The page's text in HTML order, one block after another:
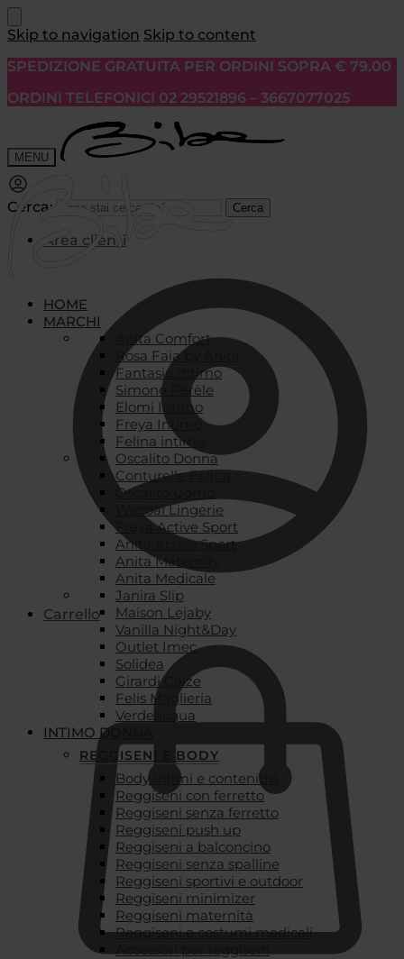
Skip to navigation Skip to content
SPEDIZIONE GRATUITA PER ORDINI SOPRA € 79.00
ORDINI TELEFONICI 02 29521896 – 3667077025
MENU
Cerca: Cerca
Area clienti
Carrello
HOME
MARCHI
Anita Comfort
Rosa Faia by Anita
Fantasie Intimo
Simone Pérèle
Elomi Intimo
Freya Intimo
Felina intimo
Oscalito Donna
Conturelle Felina
Oscalito Uomo
Wacoal Lingerie
Freya Active Sport
Anita Active Sport
Anita Maternity
Anita Medicale
Janira Slip
Maison Lejaby
Vanilla Night&Day
Outlet Imec
Solidea
Girardi Calze
Felis Maglieria
Verdeacqua
INTIMO DONNA
REGGISENI E BODY
Body intimi e contenitivi
Reggiseni con ferretto
Reggiseni senza ferretto
Reggiseni push up
Reggiseni a balconcino
Reggiseni senza spalline
Reggiseni sportivi e outdoor
Reggiseni minimizer
Reggiseni maternità
Reggiseni e costumi medicali
Accessori per reggiseni